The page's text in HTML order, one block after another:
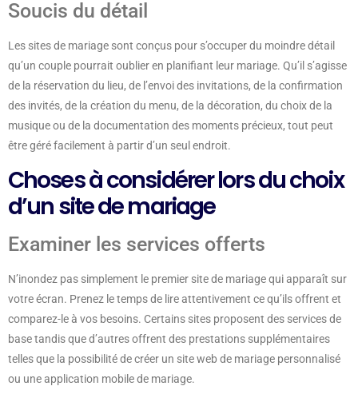
Soucis du détail
Les sites de mariage sont conçus pour s’occuper du moindre détail
qu’un couple pourrait oublier en planifiant leur mariage. Qu’il s’agisse
de la réservation du lieu, de l’envoi des invitations, de la confirmation
des invités, de la création du menu, de la décoration, du choix de la
musique ou de la documentation des moments précieux, tout peut
être géré facilement à partir d’un seul endroit.
Choses à considérer lors du choix
d’un site de mariage
Examiner les services offerts
N’inondez pas simplement le premier site de mariage qui apparaît sur
votre écran. Prenez le temps de lire attentivement ce qu’ils offrent et
comparez-le à vos besoins. Certains sites proposent des services de
base tandis que d’autres offrent des prestations supplémentaires
telles que la possibilité de créer un site web de mariage personnalisé
ou une application mobile de mariage.